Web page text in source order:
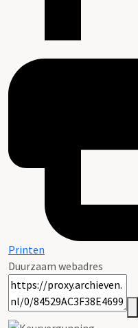
Printen
Duurzaam webadres